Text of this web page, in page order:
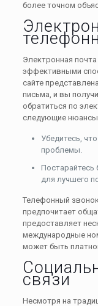
более точном
Электронная
эффективными
сайте
письма, и вы
обратиться по
следующие
Убедитесь,
проблемы.
для лучшего
Телефонный
предпочитает
предоставляет
международные
может быть
связи
Несмотря на